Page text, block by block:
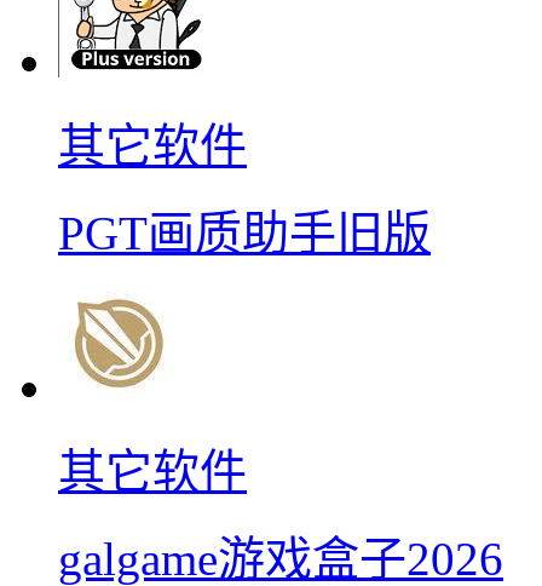
其它软件
PGT画质助手旧版
其它软件
galgame游戏盒子2026